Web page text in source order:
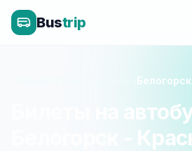
Bustrip
Билеты на
Белогорск -